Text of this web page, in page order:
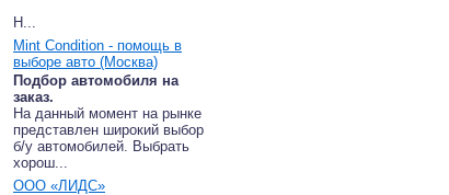
Н...
Mint Condition - помощь в
выборе авто (Москва)
Подбор автомобиля на
заказ.
На данный момент на рынке
представлен широкий выбор
б/у автомобилей. Выбрать
хорош...
ООО «ЛИДС»